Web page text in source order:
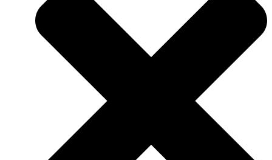
ΠΑΡΑΓΩΓΗ
ΑΥΤΟΜΑΤΙΣΜΟΙ &
ΕΥΕΛΙΞΙΑ &
LOGISTIC CENTER
ΕΓΚΑΤΑΣΤΑΣΕΙΣ ΞΗΡΩΝ